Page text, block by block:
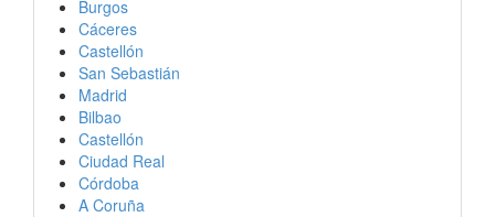
Burgos
Cáceres
Castellón
San Sebastián
Madrid
Bilbao
Castellón
Ciudad Real
Córdoba
A Coruña